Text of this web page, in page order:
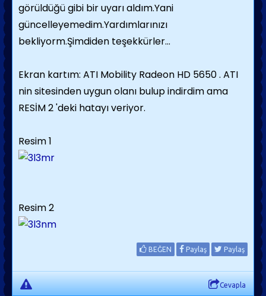
görüldüğü gibi bir uyarı aldım.Yani
güncelleyemedim.Yardımlarınızı
bekliyorm.Şimdiden teşekkürler...
Ekran kartım: ATI Mobility Radeon HD 5650 . ATI
nin sitesinden uygun olanı bulup indirdim ama
RESİM 2 'deki hatayı veriyor.
Resim 1
Resim 2
BEĞEN Paylaş Paylaş
Cevapla